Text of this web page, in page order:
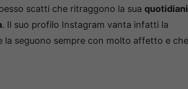
scatti che ritraggono la sua
. Il suo profilo Instagram vanta infatti la
la seguono sempre con molto affetto e